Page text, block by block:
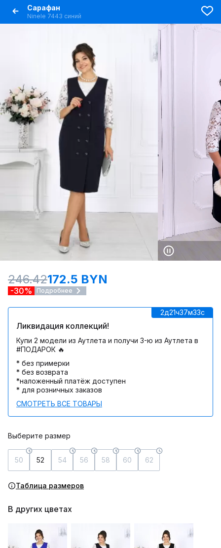
Сарафан
Ninele 7443 синий
246.42172.5 BYN
-30% Подробнее
2д21ч37м33c
Ликвидация коллекций!
Купи 2 модели из Аутлета и получи 3-ю из Аутлета в
#ПОДАРОК 🔥
* без примерки
* без возврата
*наложенный платёж доступен
* для розничных заказов
СМОТРЕТЬ ВСЕ ТОВАРЫ
Выберите размер
50 52 54 56 58 60 62
Таблица размеров
В других цветах